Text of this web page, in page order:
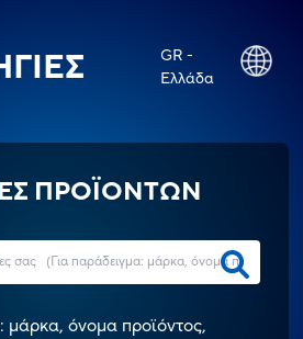
GR -
Ελλάδα
ΠΡΟΪΟΝΤΩΝ
μάρκα, όνομα προϊόντος,